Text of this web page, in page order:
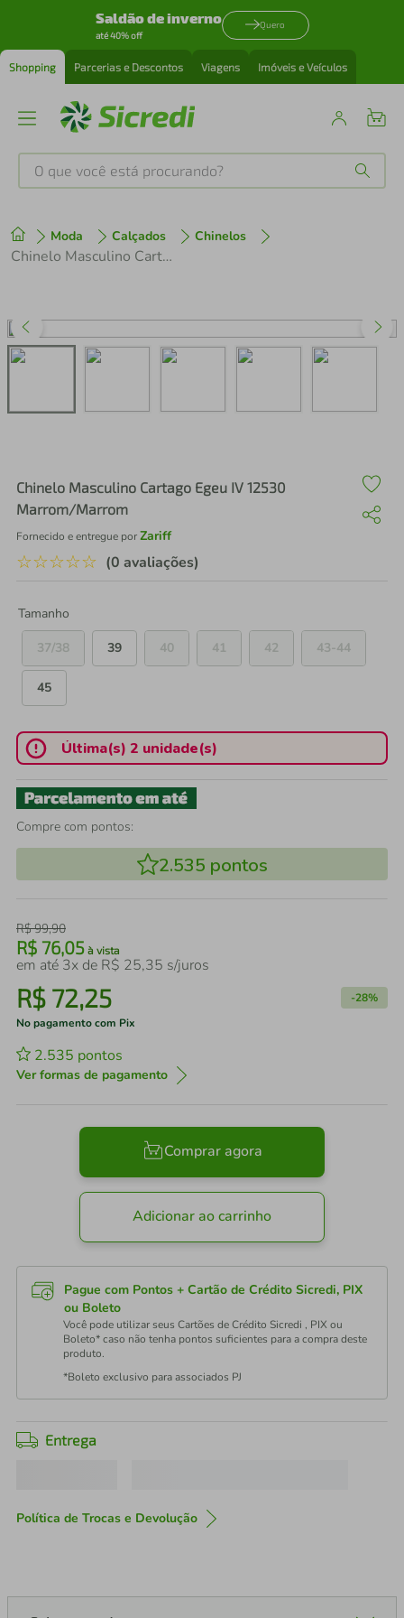
Saldão de inverno
até 40% off
Quero
Shopping Parcerias e Descontos Viagens Imóveis e Veículos
O que você está procurando?
Moda Calçados Chinelos
Chinelo Masculino Cartago Egeu IV 12530 Marrom/Marrom
Chinelo Masculino Cartago Egeu IV 12530
Marrom/Marrom
Fornecido e entregue porZariff
☆☆☆☆☆ (0 avaliações)
Tamanho
37/38
39 40 41 42 43-44
45
Última(s) 2 unidade(s)
Compre com pontos:
2.535 pontos
R$99,90
R$ 76,05 à vista
em até 3x de R$ 25,35 s/juros
R$ 72,25 -28%
No pagamento com Pix
2.535 pontos
Ver formas de pagamento
Comprar agora
Adicionar ao carrinho
Pague com Pontos + Cartão de Crédito Sicredi, PIX
ou Boleto
Você pode utilizar seus Cartões de Crédito Sicredi , PIX ou
Boleto* caso não tenha pontos suficientes para a compra deste
produto.
*Boleto exclusivo para associados PJ
Entrega
Política de Trocas e Devolução
1º tenis
perfume